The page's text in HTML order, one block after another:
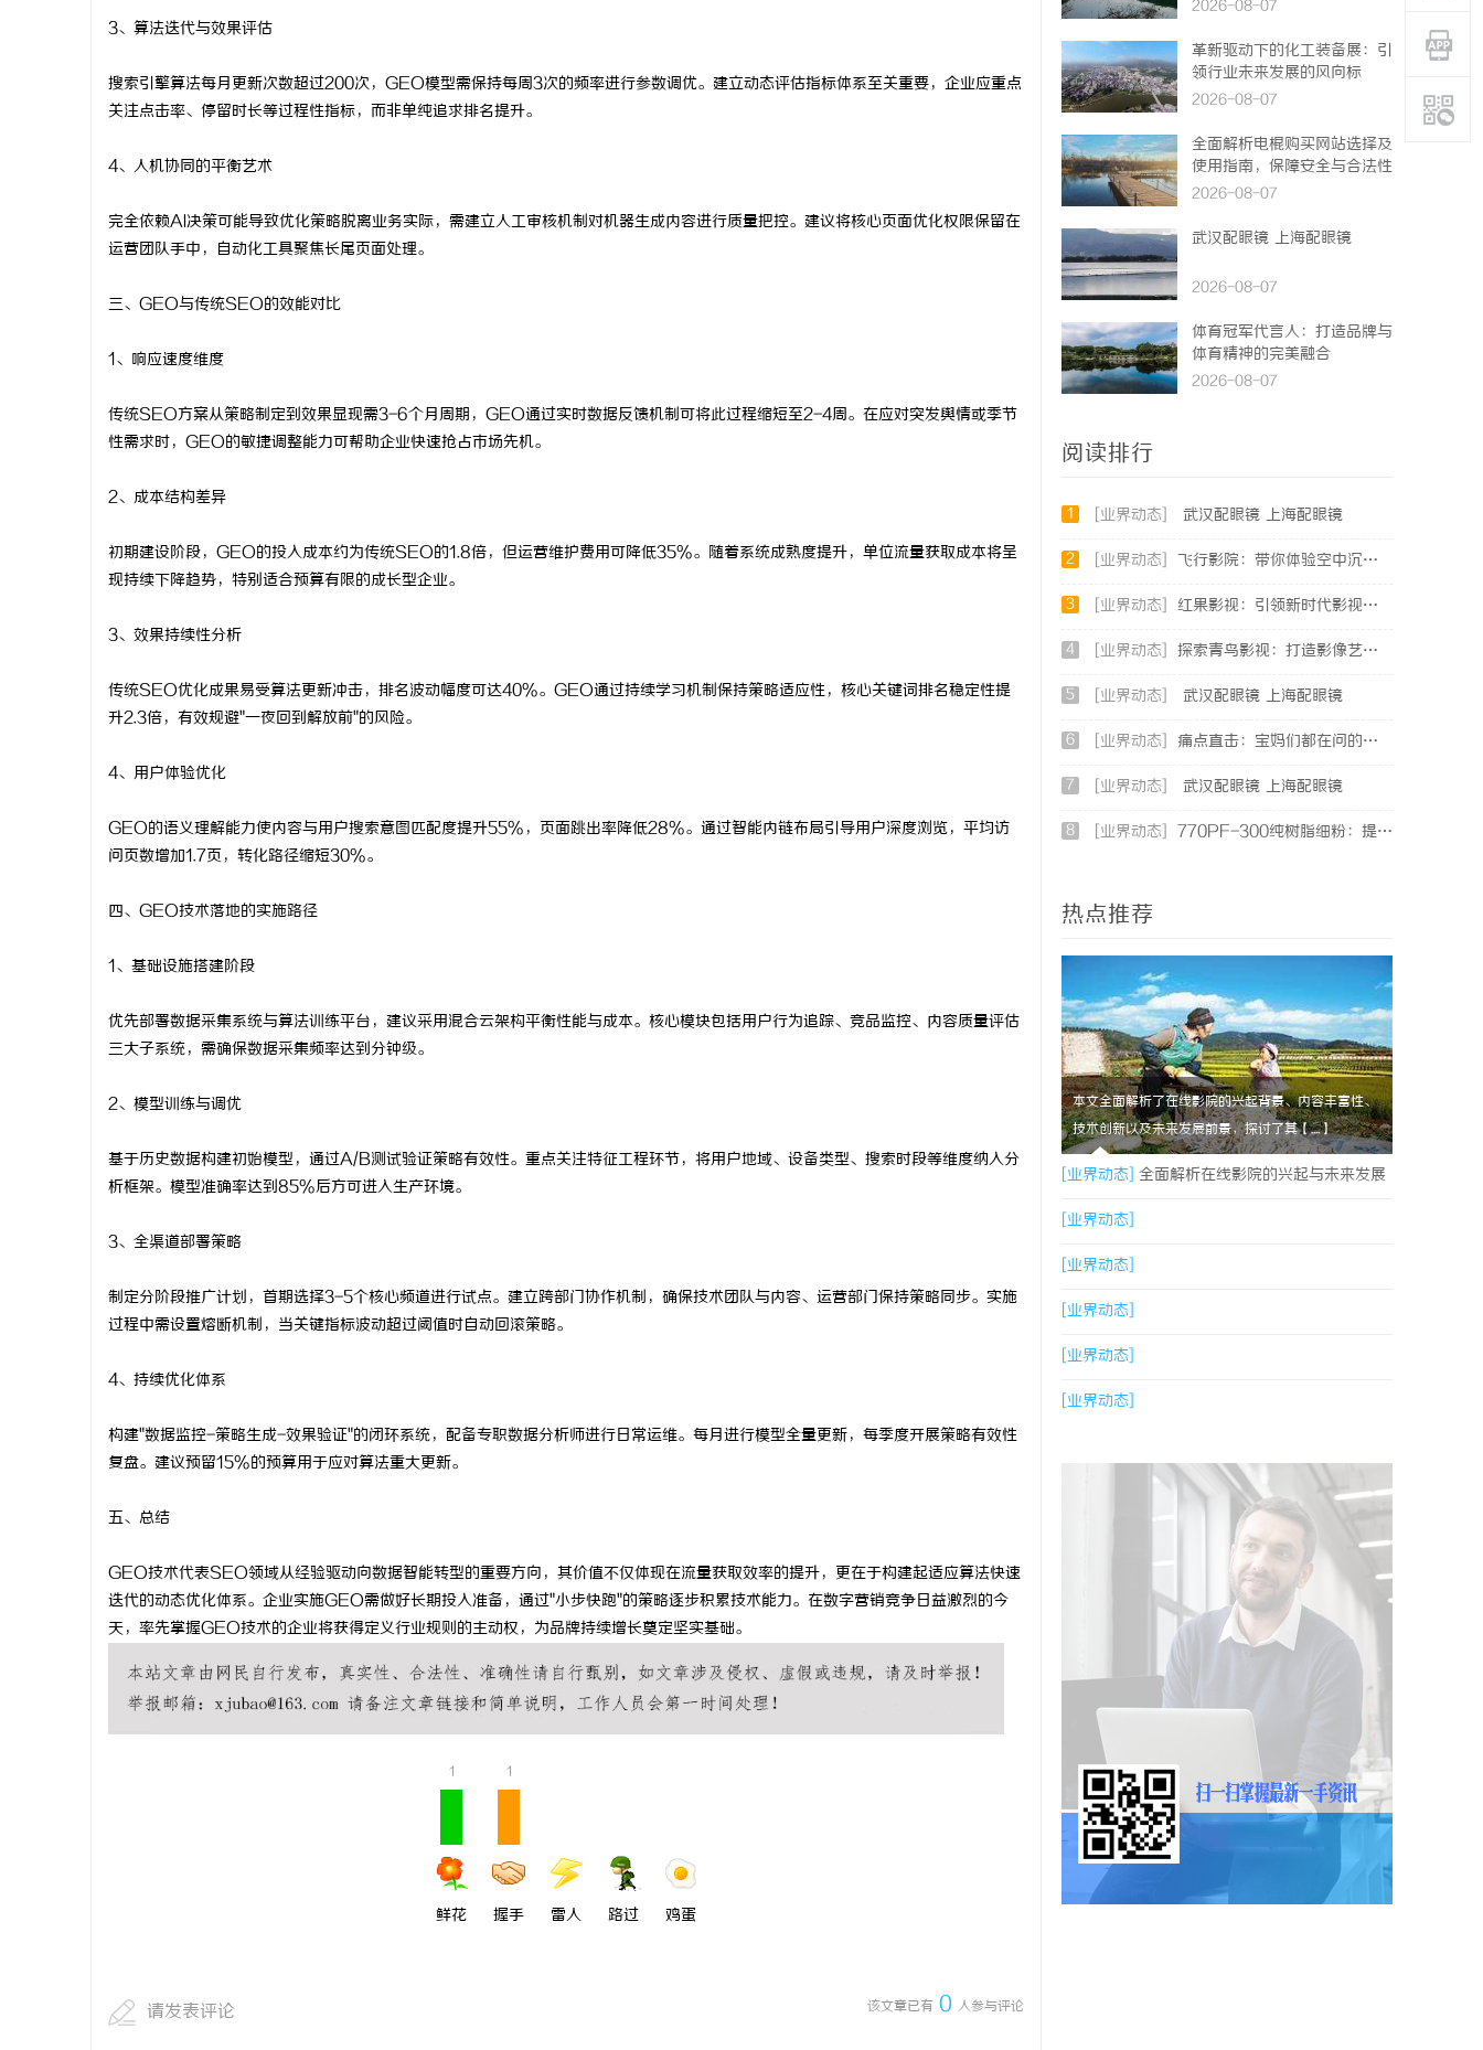
3、算法迭代与效果评估
搜索引擎算法每月更新次数超过200次，GEO模型需保持每周3次的频率进行参数调优。建立动态评估指标体系至关重要，企业应重点
关注点击率、停留时长等过程性指标，而非单纯追求排名提升。
4、人机协同的平衡艺术
完全依赖AI决策可能导致优化策略脱离业务实际，需建立人工审核机制对机器生成内容进行质量把控。建议将核心页面优化权限保留在
运营团队手中，自动化工具聚焦长尾页面处理。
三、GEO与传统SEO的效能对比
1、响应速度维度
传统SEO方案从策略制定到效果显现需3-6个月周期，GEO通过实时数据反馈机制可将此过程缩短至2-4周。在应对突发舆情或季节
性需求时，GEO的敏捷调整能力可帮助企业快速抢占市场先机。
2、成本结构差异
初期建设阶段，GEO的投入成本约为传统SEO的1.8倍，但运营维护费用可降低35%。随着系统成熟度提升，单位流量获取成本将呈
现持续下降趋势，特别适合预算有限的成长型企业。
3、效果持续性分析
传统SEO优化成果易受算法更新冲击，排名波动幅度可达40%。GEO通过持续学习机制保持策略适应性，核心关键词排名稳定性提
升2.3倍，有效规避"一夜回到解放前"的风险。
4、用户体验优化
GEO的语义理解能力使内容与用户搜索意图匹配度提升55%，页面跳出率降低28%。通过智能内链布局引导用户深度浏览，平均访
问页数增加1.7页，转化路径缩短30%。
四、GEO技术落地的实施路径
1、基础设施搭建阶段
优先部署数据采集系统与算法训练平台，建议采用混合云架构平衡性能与成本。核心模块包括用户行为追踪、竞品监控、内容质量评估
三大子系统，需确保数据采集频率达到分钟级。
2、模型训练与调优
基于历史数据构建初始模型，通过A/B测试验证策略有效性。重点关注特征工程环节，将用户地域、设备类型、搜索时段等维度纳入分
析框架。模型准确率达到85%后方可进入生产环境。
3、全渠道部署策略
制定分阶段推广计划，首期选择3-5个核心频道进行试点。建立跨部门协作机制，确保技术团队与内容、运营部门保持策略同步。实施
过程中需设置熔断机制，当关键指标波动超过阈值时自动回滚策略。
4、持续优化体系
构建"数据监控-策略生成-效果验证"的闭环系统，配备专职数据分析师进行日常运维。每月进行模型全量更新，每季度开展策略有效性
复盘。建议预留15%的预算用于应对算法重大更新。
五、总结
GEO技术代表SEO领域从经验驱动向数据智能转型的重要方向，其价值不仅体现在流量获取效率的提升，更在于构建起适应算法快速
迭代的动态优化体系。企业实施GEO需做好长期投入准备，通过"小步快跑"的策略逐步积累技术能力。在数字营销竞争日益激烈的今
天，率先掌握GEO技术的企业将获得定义行业规则的主动权，为品牌持续增长奠定坚实基础。
1
鲜花
1
握手 雷人 路过 鸡蛋
该文章已有 0 人参与评论
请发表评论
2026-08-07
革新驱动下的化工装备展：引
领行业未来发展的风向标
2026-08-07
全面解析电棍购买网站选择及
使用指南，保障安全与合法性
2026-08-07
武汉配眼镜 上海配眼镜
2026-08-07
体育冠军代言人：打造品牌与
体育精神的完美融合
2026-08-07
阅读排行
1 [业界动态] 武汉配眼镜 上海配眼镜
2 [业界动态] 飞行影院：带你体验空中沉浸式视听盛宴的未来娱乐方式
3 [业界动态] 红果影视：引领新时代影视娱乐的创新先锋
4 [业界动态] 探索青鸟影视：打造影像艺术的全新体验与未来发展
5 [业界动态] 武汉配眼镜 上海配眼镜
6 [业界动态] 痛点直击：宝妈们都在问的“绿色环保母婴纸巾”到底怎么选？
7 [业界动态] 武汉配眼镜 上海配眼镜
8 [业界动态] 770PF-300纯树脂细粉：提升塑料制品性能的新选择
热点推荐
本文全面解析了在线影院的兴起背景、内容丰富性、
技术创新以及未来发展前景，探讨了其【....】
[业界动态] 全面解析在线影院的兴起与未来发展
趋势探讨
[业界动态]
[业界动态]
[业界动态]
[业界动态]
[业界动态]